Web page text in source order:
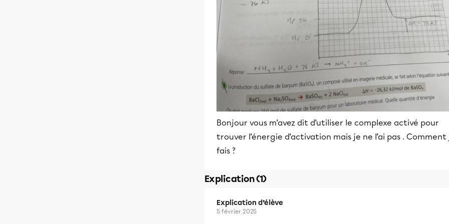
Bonjour vous m’avez dit d’utiliser le complexe activé pour
trouver l’énergie d’activation mais je ne l’ai pas . Comment
fais ?
Explication (1)
Explication d’élève
5 février 2025